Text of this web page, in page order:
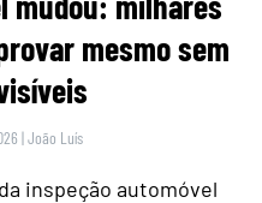
mesmo sem
|João Luís
inspeção automóvel